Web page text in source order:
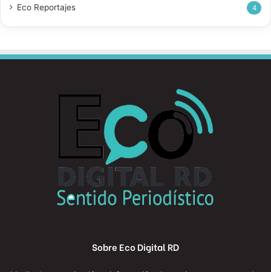
Eco Reportajes 4
Sobre Eco Digital RD